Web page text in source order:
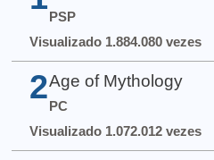
PSP
Visualizado 1.884.080 vezes
2 Age of Mythology
PC
Visualizado 1.072.012 vezes